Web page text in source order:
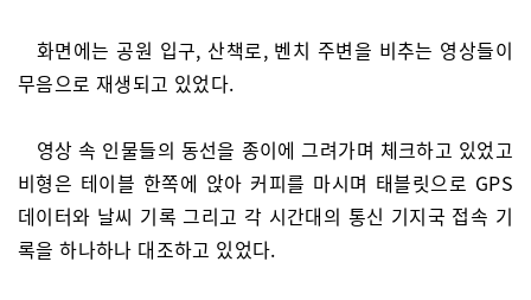
화면에는 공원 입구, 산책로, 벤치 주변을 비추는 영상들이
무음으로 재생되고 있었다.
영상 속 인물들의 동선을 종이에 그려가며 체크하고 있었고
비형은 테이블 한쪽에 앉아 커피를 마시며 태블릿으로 GPS
데이터와 날씨 기록 그리고 각 시간대의 통신 기지국 접속 기
록을 하나하나 대조하고 있었다.